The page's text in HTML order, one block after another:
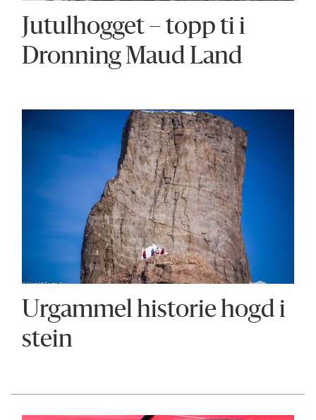
Jutulhogget – topp ti i
Dronning Maud Land
Urgammel historie hogd i
stein